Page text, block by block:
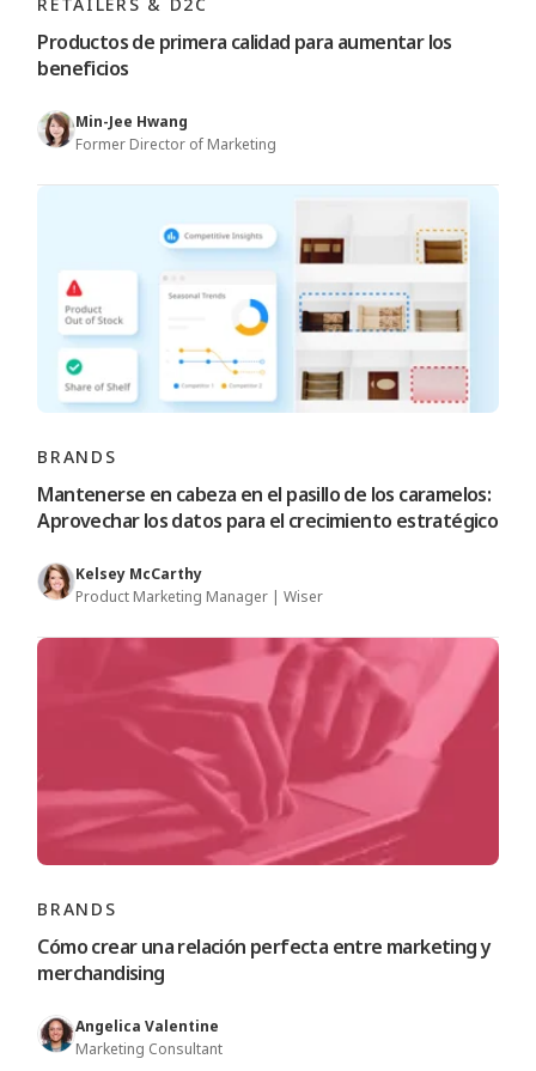
Productos de primera calidad para aumentar los
beneficios
Min-Jee Hwang
Former Director of Marketing
BRANDS
Mantenerse en cabeza en el pasillo de los caramelos:
Aprovechar los datos para el crecimiento estratégico
Kelsey McCarthy
Product Marketing Manager | Wiser
BRANDS
Cómo crear una relación perfecta entre marketing y
merchandising
Angelica Valentine
Marketing Consultant